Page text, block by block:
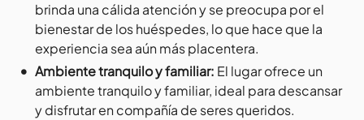
brinda una cálida atención y se preocupa por el
bienestar de los huéspedes, lo que hace que la
experiencia sea aún más placentera.
• Ambiente tranquilo y familiar: El lugar ofrece un
ambiente tranquilo y familiar, ideal para descansar
y disfrutar en compañía de seres queridos.